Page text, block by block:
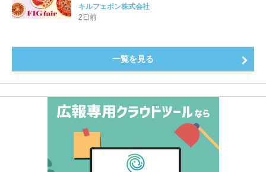
をたっぷりと。新作を含め、イチジク尽くしの全4種が
登場8月20日（木）スタート
キルフェボン株式会社
2日前
一覧を見る